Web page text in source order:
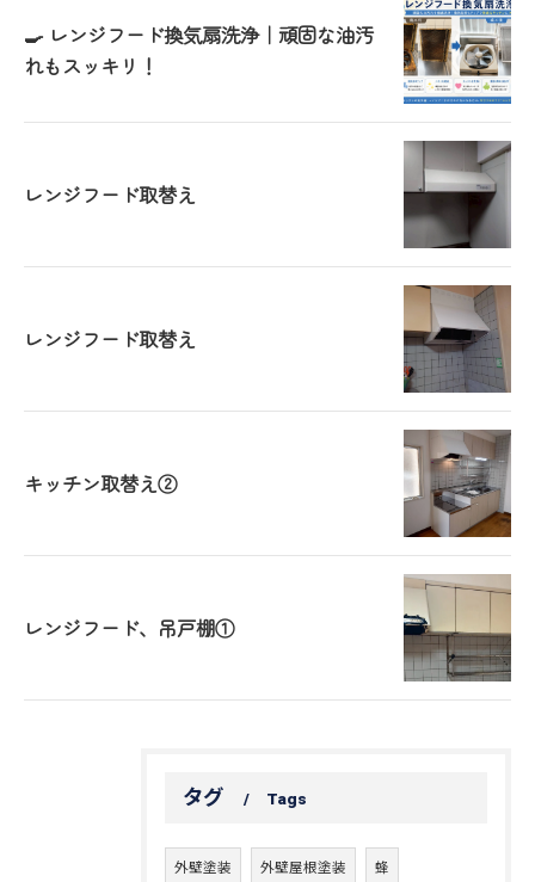
🍳 レンジフード換気扇洗浄｜頑固な油汚
れもスッキリ！
レンジフード取替え
レンジフード取替え
キッチン取替え②
レンジフード、吊戸棚①
タグ Tags
外壁塗装 外壁屋根塗装 蜂